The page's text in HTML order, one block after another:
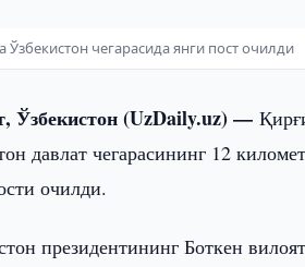
Ўзбекистон чегарасида янги пост очилди
Ўзбекистон (UzDaily.uz) —
давлат чегарасининг 12
очилди.
президентининг Боткен